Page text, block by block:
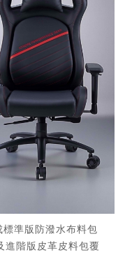
標準版防潑水布料包
進階版皮革皮料包覆